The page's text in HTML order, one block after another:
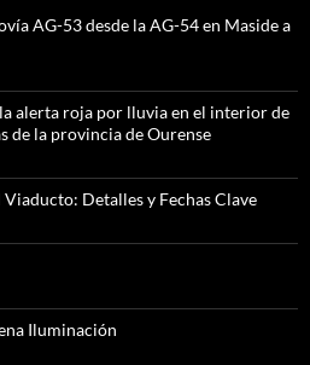
AG-53 desde la AG-54 en Maside a
alerta roja por lluvia en el interior de
de la provincia de Ourense
Detalles y Fechas Clave
Iluminación